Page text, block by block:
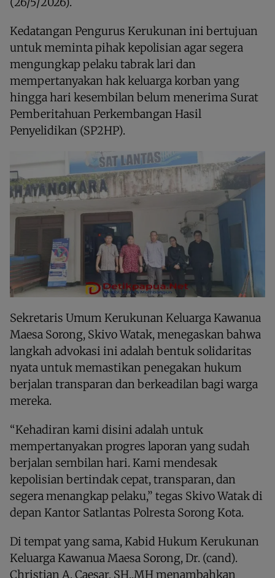
Kedatangan Pengurus Kerukunan ini bertujuan
untuk meminta pihak kepolisian agar segera
mengungkap pelaku tabrak lari dan
mempertanyakan hak keluarga korban yang
hingga hari kesembilan belum menerima Surat
Pemberitahuan Perkembangan Hasil
Penyelidikan (SP2HP).
Sekretaris Umum Kerukunan Keluarga Kawanua
Maesa Sorong, Skivo Watak, menegaskan bahwa
langkah advokasi ini adalah bentuk solidaritas
nyata untuk memastikan penegakan hukum
berjalan transparan dan berkeadilan bagi warga
mereka.
“Kehadiran kami disini adalah untuk
mempertanyakan progres laporan yang sudah
berjalan sembilan hari. Kami mendesak
kepolisian bertindak cepat, transparan, dan
segera menangkap pelaku,” tegas Skivo Watak di
depan Kantor Satlantas Polresta Sorong Kota.
Di tempat yang sama, Kabid Hukum Kerukunan
Keluarga Kawanua Maesa Sorong, Dr. (cand).
Christian A. Caesar, SH.,MH menambahkan